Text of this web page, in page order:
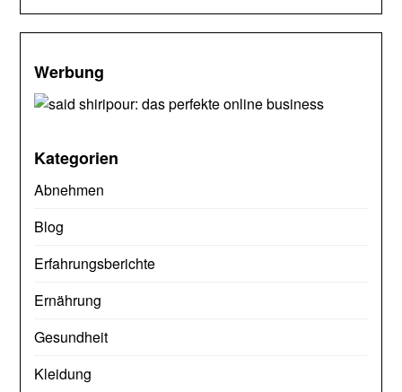
Werbung
Kategorien
Abnehmen
Blog
Erfahrungsberichte
Ernährung
Gesundheit
Kleidung